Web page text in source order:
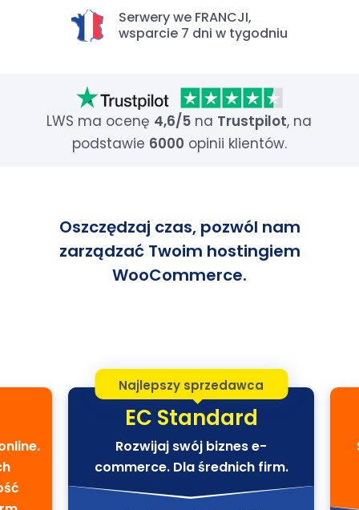
Serwery we FRANCJI,
wsparcie 7 dni w tygodniu
LWS ma ocenę 4,6/5 na Trustpilot, na
podstawie 6000 opinii klientów.
Oszczędzaj czas, pozwól nam
zarządzać Twoim hostingiem
WooCommerce.
Najlepszy sprzedawca
EC Standard
Rozwijaj swój biznes e-
commerce. Dla średnich firm.